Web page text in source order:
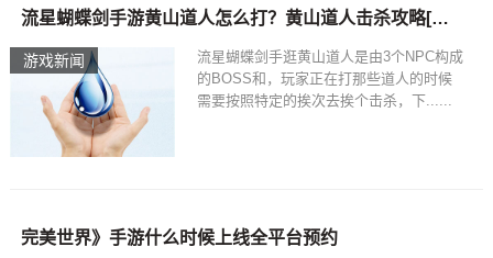
游戏新闻
流星蝴蝶剑手游黄山道人怎么打？黄山道人击杀攻略[多图-
流星蝴蝶剑手逛黄山道人是由3个NPC构成
的BOSS和，玩家正在打那些道人的时候
需要按照特定的挨次去挨个击杀，下......
完美世界》手游什么时候上线全平台预约